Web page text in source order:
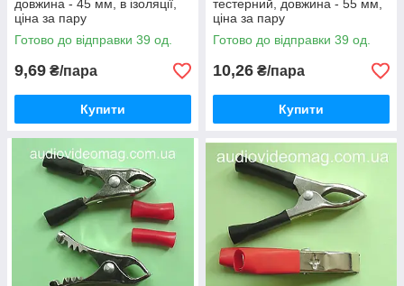
довжина - 45 мм, в ізоляції,
ціна за пару
Готово до відправки 39 од.
9,69 ₴/пара
Купити
тестерний, довжина - 55 мм,
ціна за пару
Готово до відправки 39 од.
10,26 ₴/пара
Купити